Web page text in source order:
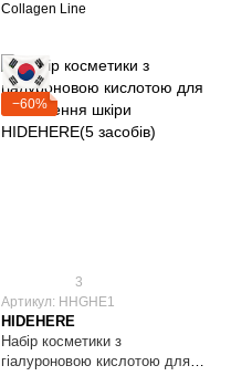
Collagen Line
−60%
3
Артикул: HHGHE1
HIDEHERE
Набір косметики з
гіалуроновою кислотою для